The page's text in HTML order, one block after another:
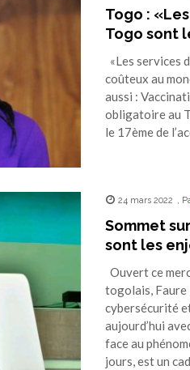
Togo :
Togo sont
«Les services
coûteux au
aussi :
obligatoire au
le 17ème de
24 mars 2022 ,
Sommet
sont les
Ouvert ce
togolais, Faure
cybersécurité
aujourd’hui
face au
jours, est un